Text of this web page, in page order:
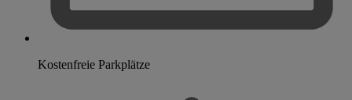
Kostenfreie Parkplätze